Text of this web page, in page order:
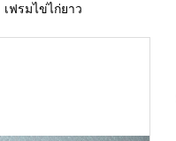
เฟรมไข่ไก่ยาว